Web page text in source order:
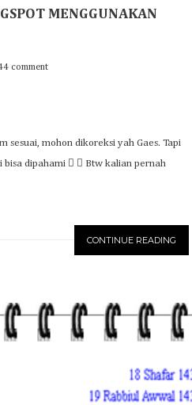
MENGGUNAKAN
comment
sesuai, mohon dikoreksi yah Gaes. Tapi
bisa dipahami   Btw kalian pernah
CONTINUE READING